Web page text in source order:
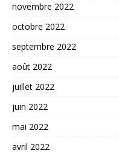
novembre 2022
octobre 2022
septembre 2022
août 2022
juillet 2022
juin 2022
mai 2022
avril 2022